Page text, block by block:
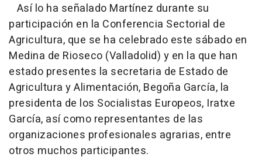
Así lo ha señalado Martínez durante su
participación en la Conferencia Sectorial de
Agricultura, que se ha celebrado este sábado en
Medina de Rioseco (Valladolid) y en la que han
estado presentes la secretaria de Estado de
Agricultura y Alimentación, Begoña García, la
presidenta de los Socialistas Europeos, Iratxe
García, así como representantes de las
organizaciones profesionales agrarias, entre
otros muchos participantes.